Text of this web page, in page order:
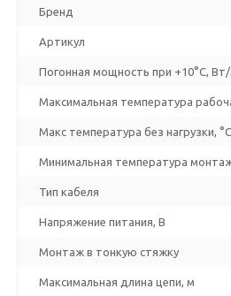
Бренд
Артикул
Погонная мощность при +10°С,
Максимальная температура
Макс температура без нагрузки, °C
Минимальная температура
Тип кабеля
Напряжение питания, В
Монтаж в тонкую стяжку
Максимальная длина цепи, м